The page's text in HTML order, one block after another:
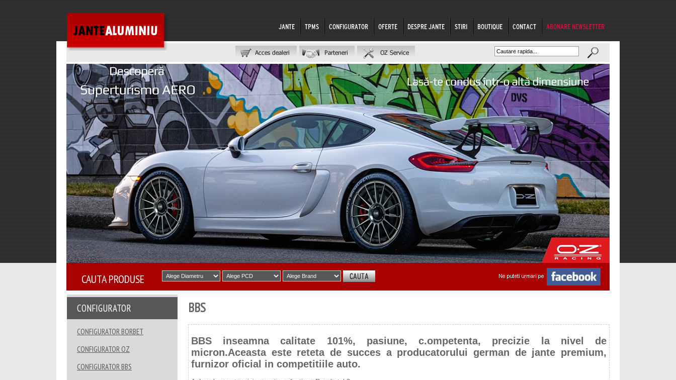
JANTE TPMS CONFIGURATOR OFERTE DESPRE JANTE STIRI BOUTIQUE CONTACT ABONARE NEWSLETTER
CAUTA PRODUSE
CONFIGURATOR
CONFIGURATOR BORBET
CONFIGURATOR OZ
CONFIGURATOR BBS
BBS
BBS inseamna calitate 101%, pasiune, c.ompetenta, precizie la nivel de
micron.Aceasta este reteta de succes a producatorului german de jante premium,
furnizor oficial in competitiile auto.